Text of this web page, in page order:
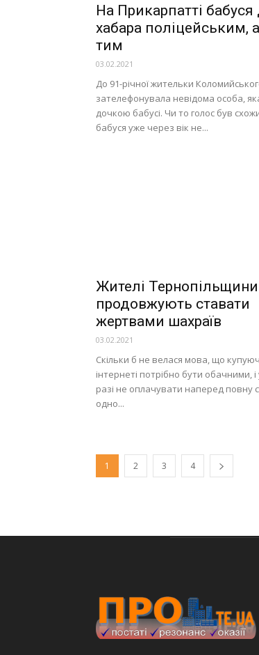
На Прикарпатті бабуся
хабара поліцейським,
тим
03.02.2021
До 91-річної жительки
зателефонувала невідома особа,
дочкою бабусі. Чи то голос був
бабуся уже через вік не...
Жителі Тернопільщини
продовжують ставати
жертвами шахраїв
03.02.2021
Скільки б не велася мова, що
інтернеті потрібно бути обачними,
разі не оплачувати наперед повну
одно...
1 2 3 4